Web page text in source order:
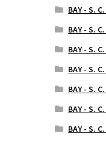
BAY - S.
BAY - S.
BAY - S.
BAY - S.
BAY - S.
BAY - S.
BAY - S.